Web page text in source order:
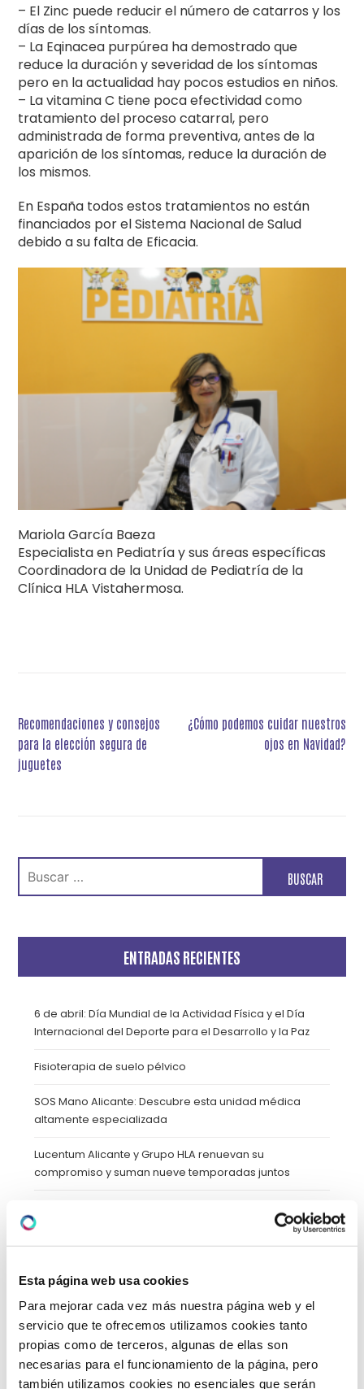
Esta página web usa cookies
Para mejorar cada vez más nuestra página web y el
servicio que te ofrecemos utilizamos cookies tanto
propias como de terceros, algunas de ellas son
necesarias para el funcionamiento de la página, pero
también utilizamos cookies no esenciales que serán
– El Zinc puede reducir el número de catarros y los
días de los síntomas.
– La Eqinacea purpúrea ha demostrado que
reduce la duración y severidad de los síntomas
pero en la actualidad hay pocos estudios en niños.
– La vitamina C tiene poca efectividad como
tratamiento del proceso catarral, pero
administrada de forma preventiva, antes de la
aparición de los síntomas, reduce la duración de
los mismos.
En España todos estos tratamientos no están
financiados por el Sistema Nacional de Salud
debido a su falta de Eficacia.
Mariola García Baeza
Especialista en Pediatría y sus áreas específicas
Coordinadora de la Unidad de Pediatría de la
Clínica HLA Vistahermosa.
Navegación
de
entradas
Recomendaciones y consejos
para la elección segura de
juguetes
¿Cómo podemos cuidar nuestros
ojos en Navidad?
Buscar:
ENTRADAS RECIENTES
6 de abril: Día Mundial de la Actividad Física y el Día
Internacional del Deporte para el Desarrollo y la Paz
Fisioterapia de suelo pélvico
SOS Mano Alicante: Descubre esta unidad médica
altamente especializada
Lucentum Alicante y Grupo HLA renuevan su
compromiso y suman nueve temporadas juntos
para disfrutar con los más pequeños de la casa
Blog(39)